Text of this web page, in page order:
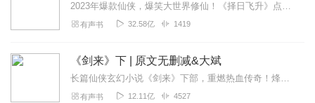
2023年爆款仙侠，爆笑大世界修仙！《择日飞升》点击传送2021年神书力荐：《大奉打更人》限时免费不容错过【强烈推荐】●独一无二的都市修真●千万点击，起点榜...
有声书 32.58亿 1419
《剑来》下 | 原文无删减&大斌
长篇仙侠玄幻小说《剑来》下部，重燃热血传奇！烽火戏诸侯、大斌再次携手继《雪中悍刀行》之后又一力作【剧情简介】一个生长在北方的贫寒少年，当他有一天看到头顶竟有成千...
有声书 12.11亿 4527